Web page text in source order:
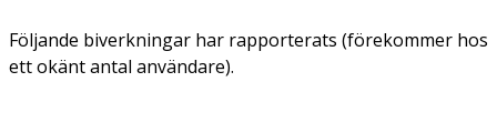
Följande biverkningar har rapporterats (förekommer hos
ett okänt antal användare).